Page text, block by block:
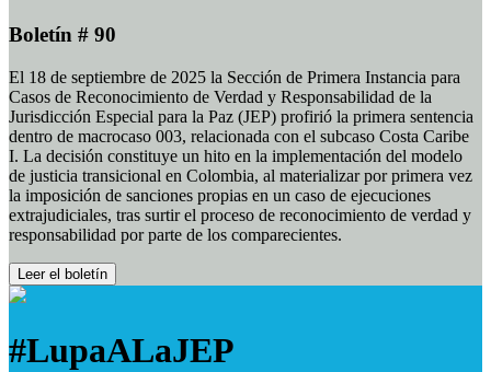
Boletín # 90
El 18 de septiembre de 2025 la Sección de Primera Instancia para
Casos de Reconocimiento de Verdad y Responsabilidad de la
Jurisdicción Especial para la Paz (JEP) profirió la primera sentencia
dentro de macrocaso 003, relacionada con el subcaso Costa Caribe
I. La decisión constituye un hito en la implementación del modelo
de justicia transicional en Colombia, al materializar por primera vez
la imposición de sanciones propias en un caso de ejecuciones
extrajudiciales, tras surtir el proceso de reconocimiento de verdad y
responsabilidad por parte de los comparecientes.
Leer el boletín
#LupaALaJEP